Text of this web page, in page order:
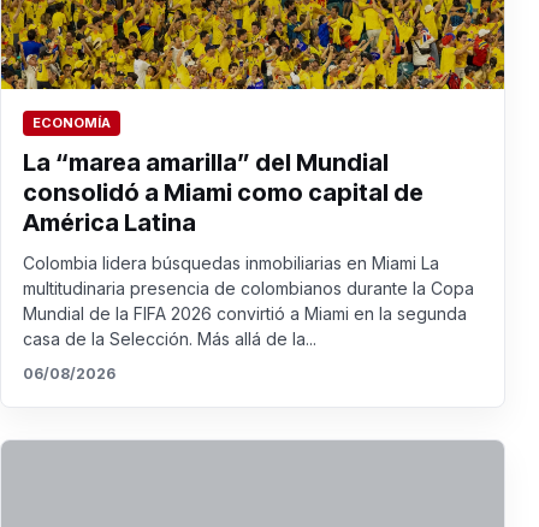
ECONOMÍA
La “marea amarilla” del Mundial
consolidó a Miami como capital de
América Latina
Colombia lidera búsquedas inmobiliarias en Miami La
multitudinaria presencia de colombianos durante la Copa
Mundial de la FIFA 2026 convirtió a Miami en la segunda
casa de la Selección. Más allá de la...
06/08/2026